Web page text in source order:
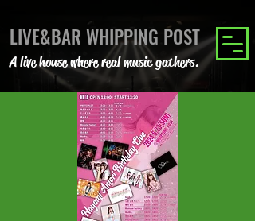
LIVE&BAR WHIPPING POST
A live house where real music gathers.